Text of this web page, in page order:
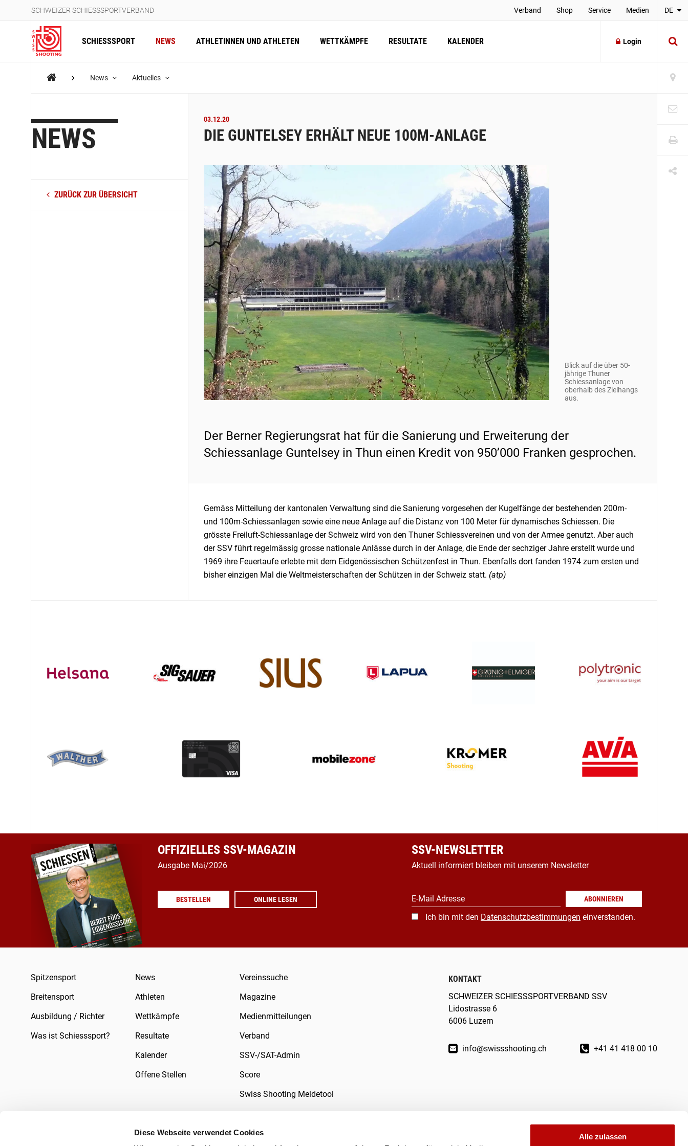
Diese Webseite verwendet Cookies
Alle zulassen
SCHWEIZER SCHIESSSPORTVERBAND Verband Shop Service Medien DE
SCHIESSSPORT NEWS ATHLETINNEN UND ATHLETEN WETTKÄMPFE RESULTATE KALENDER Login
News Aktuelles
NEWS
ZURÜCK ZUR ÜBERSICHT
03.12.20
DIE GUNTELSEY ERHÄLT NEUE 100M-ANLAGE
Blick auf die über 50-
jährige Thuner
Schiessanlage von
oberhalb des Zielhangs
aus.
Der Berner Regierungsrat hat für die Sanierung und Erweiterung der
Schiessanlage Guntelsey in Thun einen Kredit von 950’000 Franken gesprochen.
Gemäss Mitteilung der kantonalen Verwaltung sind die Sanierung vorgesehen der Kugelfänge der bestehenden 200m-
und 100m-Schiessanlagen sowie eine neue Anlage auf die Distanz von 100 Meter für dynamisches Schiessen. Die
grösste Freiluft-Schiessanlage der Schweiz wird von den Thuner Schiessvereinen und von der Armee genutzt. Aber auch
der SSV führt regelmässig grosse nationale Anlässe durch in der Anlage, die Ende der sechziger Jahre erstellt wurde und
1969 ihre Feuertaufe erlebte mit dem Eidgenössischen Schützenfest in Thun. Ebenfalls dort fanden 1974 zum ersten und
bisher einzigen Mal die Weltmeisterschaften der Schützen in der Schweiz statt. (atp)
OFFIZIELLES SSV-MAGAZIN
Ausgabe Mai/2026
BESTELLEN ONLINE LESEN
SSV-NEWSLETTER
Aktuell informiert bleiben mit unserem Newsletter
E-Mail Adresse ABONNIEREN
Ich bin mit den Datenschutzbestimmungen einverstanden.
Spitzensport
Breitensport
Ausbildung / Richter
Was ist Schiesssport?
News
Athleten
Wettkämpfe
Resultate
Kalender
Offene Stellen
Vereinssuche
Magazine
Medienmitteilungen
Verband
SSV-/SAT-Admin
Score
Swiss Shooting Meldetool
KONTAKT
SCHWEIZER SCHIESSSPORTVERBAND SSV
Lidostrasse 6
6006 Luzern
info@swissshooting.ch +41 41 418 00 10